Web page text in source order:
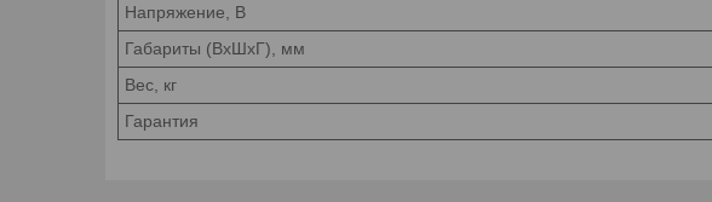
Напряжение, В
Габариты (ВхШхГ), мм
Вес, кг
Гарантия